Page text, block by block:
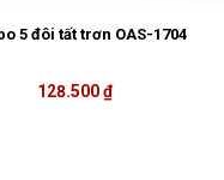
5 đôi tất trơn OAS-1704
128.500 ₫